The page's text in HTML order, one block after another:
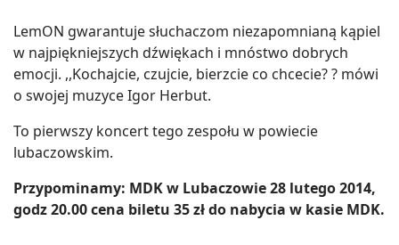
LemON gwarantuje słuchaczom niezapomnianą kąpiel
w najpiękniejszych dźwiękach i mnóstwo dobrych
emocji. ,,Kochajcie, czujcie, bierzcie co chcecie? ? mówi
o swojej muzyce Igor Herbut.
To pierwszy koncert tego zespołu w powiecie
lubaczowskim.
Przypominamy: MDK w Lubaczowie 28 lutego 2014,
godz 20.00 cena biletu 35 zł do nabycia w kasie MDK.